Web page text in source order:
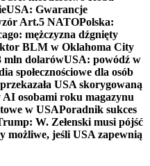
USA: Gwarancje
Art.5 NATOPolska:
mężczyzna dźgnięty
BLM w Oklahoma City
mln dolarówUSA: powódź w
społecznościowe dla osób
USA skorygowaną
osobami roku magazynu
w USAPoradnik sukces
W. Zełenski musi pójść
możliwe, jeśli USA zapewnią